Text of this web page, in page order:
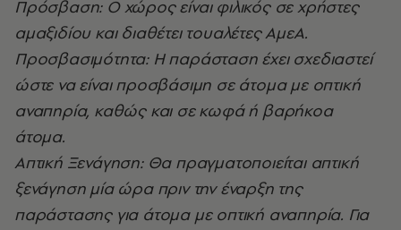
Πρόσβαση: Ο χώρος είναι φιλικός σε χρήστες
αμαξιδίου και διαθέτει τουαλέτες ΑμεΑ.
Προσβασιμότητα: Η παράσταση έχει σχεδιαστεί
ώστε να είναι προσβάσιμη σε άτομα με οπτική
αναπηρία, καθώς και σε κωφά ή βαρήκοα
άτομα.
Απτική Ξενάγηση: Θα πραγματοποιείται απτική
ξενάγηση μία ώρα πριν την έναρξη της
παράστασης για άτομα με οπτική αναπηρία. Για